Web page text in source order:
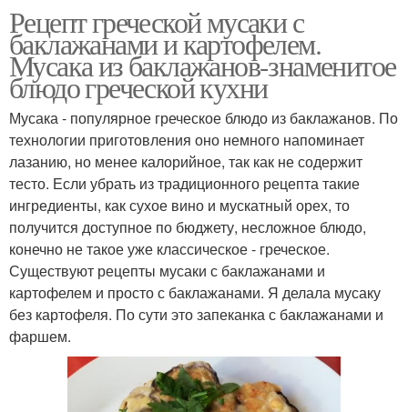
Рецепт греческой мусаки с
баклажанами и картофелем.
Мусака из баклажанов-знаменитое
блюдо греческой кухни
Мусака - популярное греческое блюдо из баклажанов. По
технологии приготовления оно немного напоминает
лазанию, но менее калорийное, так как не содержит
тесто. Если убрать из традиционного рецепта такие
ингредиенты, как сухое вино и мускатный орех, то
получится доступное по бюджету, несложное блюдо,
конечно не такое уже классическое - греческое.
Существуют рецепты мусаки с баклажанами и
картофелем и просто с баклажанами. Я делала мусаку
без картофеля. По сути это запеканка с баклажанами и
фаршем.